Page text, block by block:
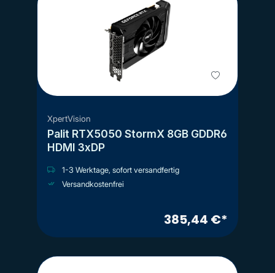
XpertVision
Palit RTX5050 StormX 8GB GDDR6
HDMI 3xDP
1-3 Werktage, sofort versandfertig
Versandkostenfrei
385,44 €*